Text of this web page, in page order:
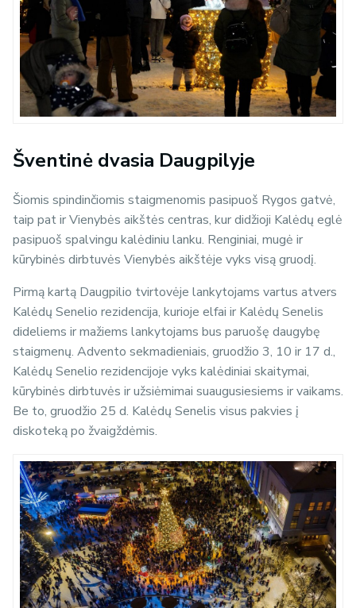
Šventinė dvasia Daugpilyje
Šiomis spindinčiomis staigmenomis pasipuoš Rygos gatvė,
taip pat ir Vienybės aikštės centras, kur didžioji Kalėdų eglė
pasipuoš spalvingu kalėdiniu lanku. Renginiai, mugė ir
kūrybinės dirbtuvės Vienybės aikštėje vyks visą gruodį.
Pirmą kartą Daugpilio tvirtovėje lankytojams vartus atvers
Kalėdų Senelio rezidencija, kurioje elfai ir Kalėdų Senelis
dideliems ir mažiems lankytojams bus paruošę daugybę
staigmenų. Advento sekmadieniais, gruodžio 3, 10 ir 17 d.,
Kalėdų Senelio rezidencijoje vyks kalėdiniai skaitymai,
kūrybinės dirbtuvės ir užsiėmimai suaugusiesiems ir vaikams.
Be to, gruodžio 25 d. Kalėdų Senelis visus pakvies į
diskoteką po žvaigždėmis.